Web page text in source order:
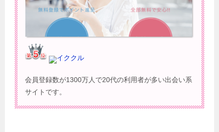
イククル
会員登録数が1300万人で20代の利用者が多い出会い系
サイトです。